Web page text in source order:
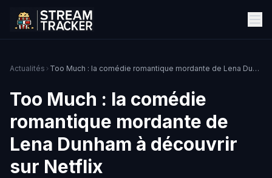
Actualités Too Much : la comédie romantique mordante de Lena Dunham à découvrir sur Netflix
Too Much : la comédie
romantique mordante de
Lena Dunham à découvrir
sur Netflix